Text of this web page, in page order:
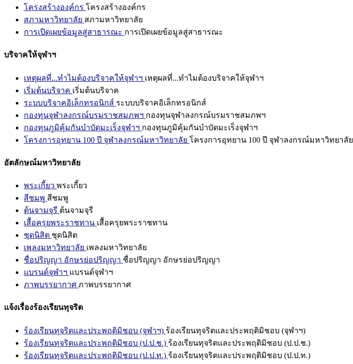
โครงสร้างองค์กร โครงสร้างองค์กร
สภามหาวิทยาลัย สภามหาวิทยาลัย
การเปิดเผยข้อมูลสู่สาธารณะ การเปิดเผยข้อมูลสู่สาธารณะ
บริจาคให้จุฬาฯ
เหตุผลที่...ทำไมต้องบริจาคให้จุฬาฯ เหตุผลที่...ทำไมต้องบริจาคให้จุฬาฯ
เริ่มต้นบริจาค เริ่มต้นบริจาค
ระบบบริจาคอิเล็กทรอนิกส์ ระบบบริจาคอิเล็กทรอนิกส์
กองทุนจุฬาลงกรณ์บรมราชสมภพฯ กองทุนจุฬาลงกรณ์บรมราชสมภพฯ
กองทุนภูมิคุ้มกันบำบัดมะเร็งจุฬาฯ กองทุนภูมิคุ้มกันบำบัดมะเร็งจุฬาฯ
โครงการอุทยาน 100 ปี จุฬาลงกรณ์มหาวิทยาลัย โครงการอุทยาน 100 ปี จุฬาลงกรณ์มหาวิทยาลัย
อัตลักษณ์มหาวิทยาลัย
พระเกี้ยว พระเกี้ยว
สีชมพู สีชมพู
ต้นจามจุรี ต้นจามจุรี
เสื้อครุยพระราชทาน เสื้อครุยพระราชทาน
ชุดนิสิต ชุดนิสิต
เพลงมหาวิทยาลัย เพลงมหาวิทยาลัย
ชื่อปริญญา อักษรย่อปริญญา ชื่อปริญญา อักษรย่อปริญญา
แบรนด์จุฬาฯ แบรนด์จุฬาฯ
ภาพบรรยากาศ ภาพบรรยากาศ
แจ้งเรื่องร้องเรียนทุจริต
ร้องเรียนทุจริตและประพฤติมิชอบ (จุฬาฯ) ร้องเรียนทุจริตและประพฤติมิชอบ (จุฬาฯ)
ร้องเรียนทุจริตและประพฤติมิชอบ (ป.ป.ช.) ร้องเรียนทุจริตและประพฤติมิชอบ (ป.ป.ช.)
ร้องเรียนทุจริตและประพฤติมิชอบ (ป.ป.ท.) ร้องเรียนทุจริตและประพฤติมิชอบ (ป.ป.ท.)